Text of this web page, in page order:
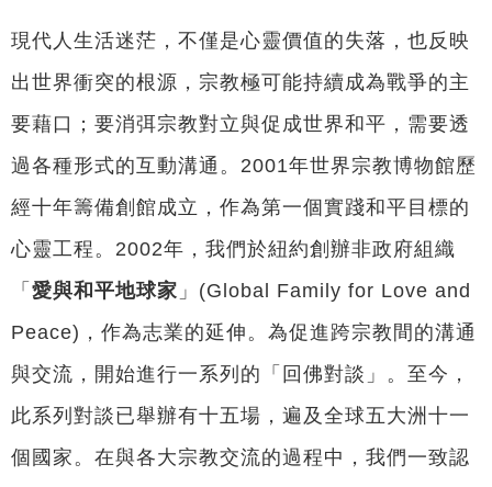
現代人生活迷茫，不僅是心靈價值的失落，也反映
出世界衝突的根源，宗教極可能持續成為戰爭的主
要藉口；要消弭宗教對立與促成世界和平，需要透
過各種形式的互動溝通。2001年世界宗教博物館歷
經十年籌備創館成立，作為第一個實踐和平目標的
心靈工程。2002年，我們於紐約創辦非政府組織
「 愛與和平地球家 」(Global Family for Love and
Peace)，作為志業的延伸。為促進跨宗教間的溝通
與交流，開始進行一系列的「回佛對談」。至今，
此系列對談已舉辦有十五場，遍及全球五大洲十一
個國家。在與各大宗教交流的過程中，我們一致認